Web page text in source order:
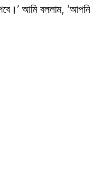
আমি বললাম,